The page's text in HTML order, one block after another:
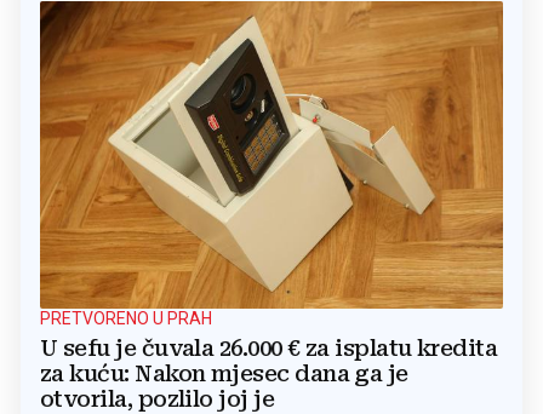
PRETVORENO U PRAH
U sefu je čuvala 26.000 € za isplatu kredita
za kuću: Nakon mjesec dana ga je
otvorila, pozlilo joj je